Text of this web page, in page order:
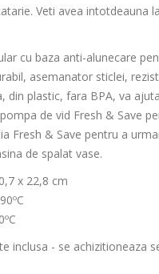
Veti avea intotdeauna
cu baza anti-alunecare
asemanator sticlei,
din plastic, fara BPA, va
de vid Fresh & Save
Fresh & Save pentru a
de spalat vase.
x 22,8 cm
inclusa - se achizitioneaza